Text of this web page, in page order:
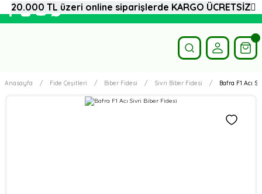
Anasayfa Fide Çeşitleri Biber Fidesi Sivri Biber Fidesi Bafra F1 Acı
20.000 TL üzeri online siparişlerde KARGO ÜCRETSİZ